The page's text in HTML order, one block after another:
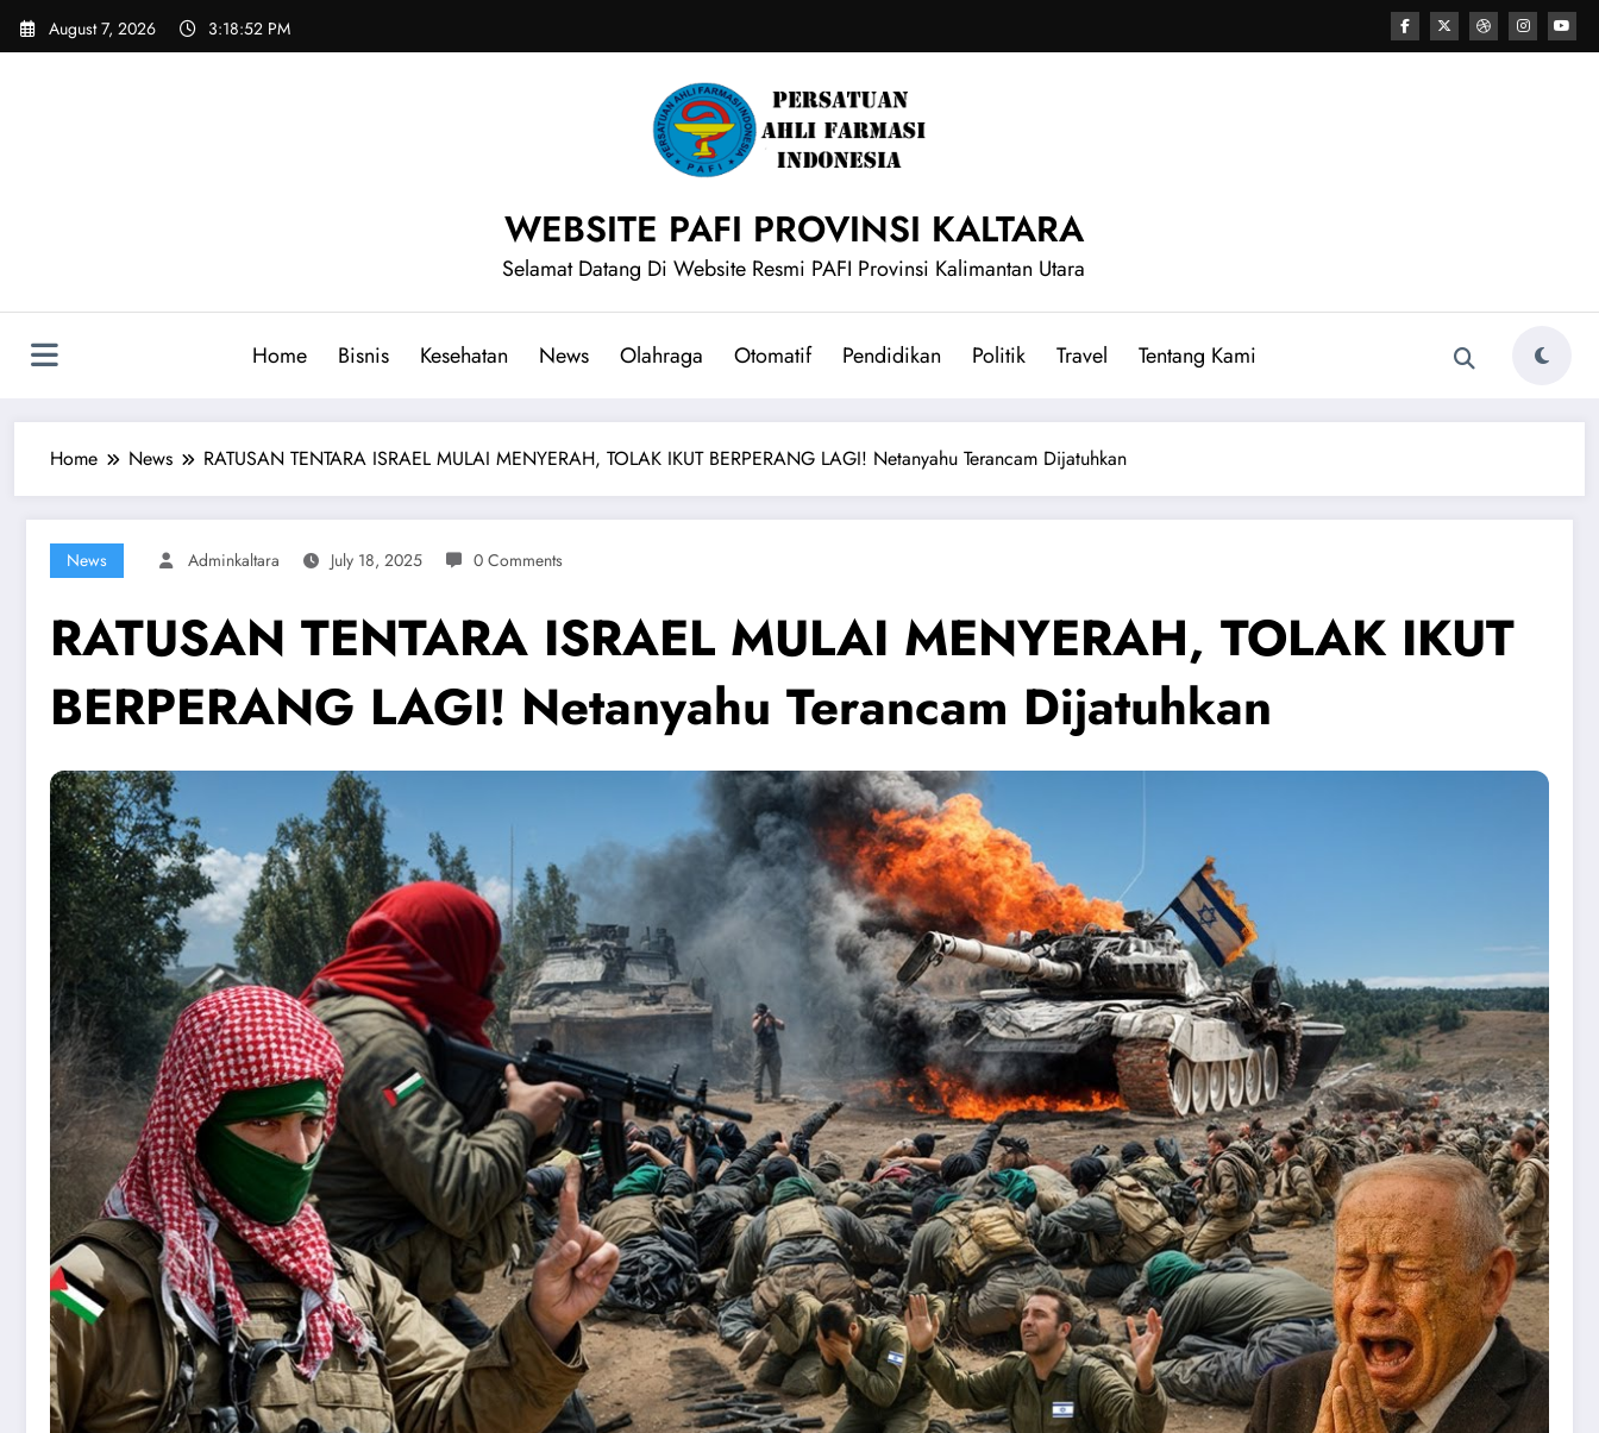
Skip
August 7, 2026 3:18:54 PM
WEBSITE PAFI PROVINSI KALTARA
Selamat Datang Di Website Resmi PAFI Provinsi Kalimantan Utara
Home Bisnis Kesehatan News Olahraga Otomatif Pendidikan Politik Travel Tentang Kami
Home News RATUSAN TENTARA ISRAEL MULAI MENYERAH, TOLAK IKUT BERPERANG LAGI! Netanyahu Terancam Dijatuhkan
News Adminkaltara July 18, 2025 0 Comments
RATUSAN TENTARA ISRAEL MULAI MENYERAH, TOLAK IKUT
BERPERANG LAGI! Netanyahu Terancam Dijatuhkan